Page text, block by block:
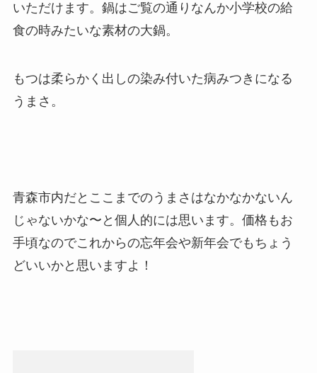
いただけます。鍋はご覧の通りなんか小学校の給
食の時みたいな素材の大鍋。
もつは柔らかく出しの染み付いた病みつきになる
うまさ。
青森市内だとここまでのうまさはなかなかないん
じゃないかな〜と個人的には思います。価格もお
手頃なのでこれからの忘年会や新年会でもちょう
どいいかと思いますよ！